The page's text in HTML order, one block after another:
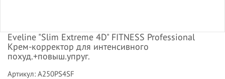
Eveline "Slim Extreme 4D" FITNESS Professional
Крем-корректор для интенсивного
похуд.+повыш.упруг.
Артикул: A250PS4SF